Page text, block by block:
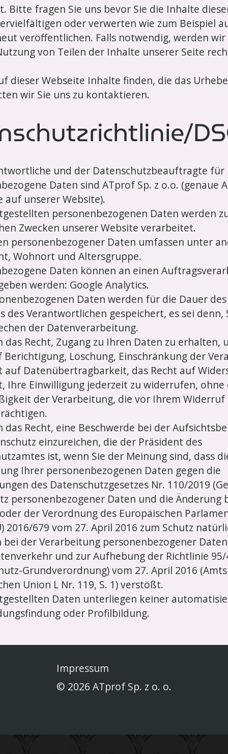
Bitte fragen Sie uns bevor Sie die Inhalte
oder verwerten wie zum Beispiel
veröffentlichen. Falls notwendig, werden wir
von Teilen der Inhalte unserer Seite
dieser Webseite Inhalte finden, die das
wir Sie uns zu kontaktieren.
und der Datenschutzbeauftragte für
Daten sind ATprof Sp. z o.o. (genaue
auf unserer Website).
personenbezogenen Daten werden
Zwecken unserer Website verarbeitet.
personenbezogener Daten umfassen unter
Wohnort und Altersgruppe.
Daten können an einen
werden: Google Analytics.
Daten werden für die Dauer
des Verantwortlichen gespeichert, es sei denn,
der Datenverarbeitung.
das Recht, Zugang zu Ihren Daten zu erhalten,
Berichtigung, Löschung, Einschränkung der
auf Datenübertragbarkeit, das Recht auf
Ihre Einwilligung jederzeit zu widerrufen, ohne
der Verarbeitung, die vor Ihrem
das Recht, eine Beschwerde bei der
einzureichen, die der Präsident des
ist, wenn Sie der Meinung sind, dass
Ihrer personenbezogenen Daten gegen die
des Datenschutzgesetzes Nr. 110/2019
personenbezogener Daten und die Änderung
der Verordnung des Europäischen
2016/679 vom 27. April 2016 zum Schutz
bei der Verarbeitung personenbezogener
und zur Aufhebung der Richtlinie 95/
Grundverordnung) vom 27. April 2016
Union L Nr. 119, S. 1) verstößt.
Daten unterliegen keiner
oder Profilbildung.
Impressum
© 2026 ATprof Sp. z o. o.